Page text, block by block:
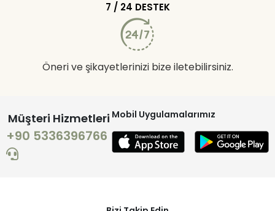
7 / 24 DESTEK
Öneri ve şikayetlerinizi bize iletebilirsiniz.
Müşteri Hizmetleri
+90 5336396766
Mobil Uygulamalarımız